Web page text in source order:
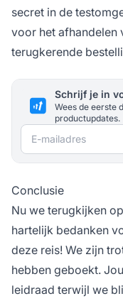
secret in de
voor het afhandelen
terugkerende
Schrijf je in
Wees de eerste
productupdates.
E-mailadres
Conclusie
Nu we terugkijken
hartelijk bedanken
deze reis! We zijn
hebben geboekt.
leidraad terwijl we